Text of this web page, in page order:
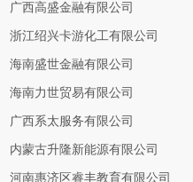
广西高盛金融有限公司
浙江绍兴卡游化工有限公司
海南盛世金融有限公司
海南力世贸易有限公司
广西系太服务有限公司
内蒙古升隆新能源有限公司
河南惠济区睿丰教育有限公司